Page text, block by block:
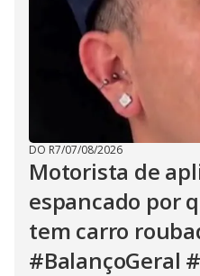
DO R7/07/08/2026
Motorista de
espancado por
tem carro
#BalançoGeral